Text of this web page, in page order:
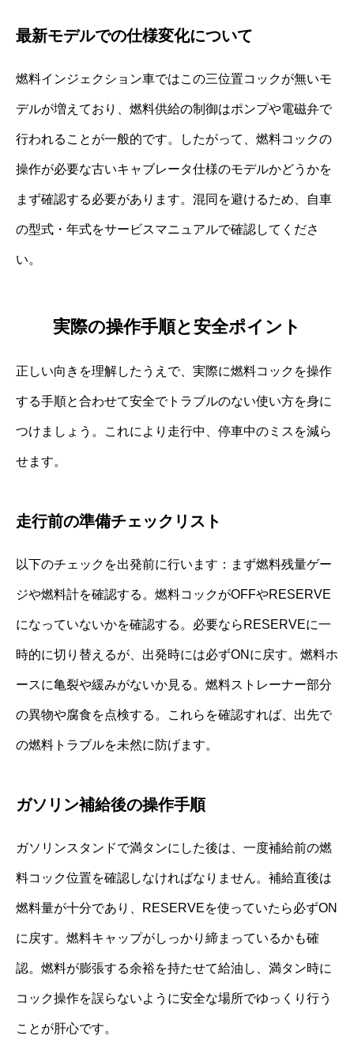
最新モデルでの仕様変化について
燃料インジェクション車ではこの三位置コックが無いモ
デルが増えており、燃料供給の制御はポンプや電磁弁で
行われることが一般的です。したがって、燃料コックの
操作が必要な古いキャブレータ仕様のモデルかどうかを
まず確認する必要があります。混同を避けるため、自車
の型式・年式をサービスマニュアルで確認してくださ
い。
実際の操作手順と安全ポイント
正しい向きを理解したうえで、実際に燃料コックを操作
する手順と合わせて安全でトラブルのない使い方を身に
つけましょう。これにより走行中、停車中のミスを減ら
せます。
走行前の準備チェックリスト
以下のチェックを出発前に行います：まず燃料残量ゲー
ジや燃料計を確認する。燃料コックがOFFやRESERVE
になっていないかを確認する。必要ならRESERVEに一
時的に切り替えるが、出発時には必ずONに戻す。燃料ホ
ースに亀裂や緩みがないか見る。燃料ストレーナー部分
の異物や腐食を点検する。これらを確認すれば、出先で
の燃料トラブルを未然に防げます。
ガソリン補給後の操作手順
ガソリンスタンドで満タンにした後は、一度補給前の燃
料コック位置を確認しなければなりません。補給直後は
燃料量が十分であり、RESERVEを使っていたら必ずON
に戻す。燃料キャップがしっかり締まっているかも確
認。燃料が膨張する余裕を持たせて給油し、満タン時に
コック操作を誤らないように安全な場所でゆっくり行う
ことが肝心です。